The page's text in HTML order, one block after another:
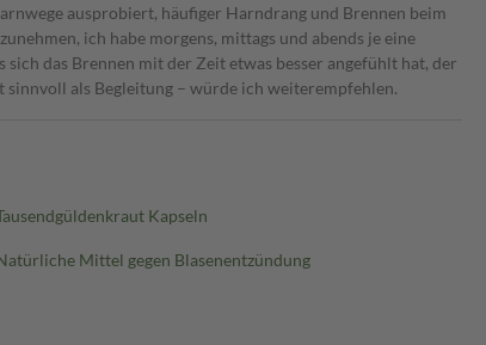
ausprobiert, häufiger Harndrang und Brennen beim
ich habe morgens, mittags und abends je eine
das Brennen mit der Zeit etwas besser angefühlt hat, der
als Begleitung – würde ich weiterempfehlen.
Kapseln
Mittel gegen Blasenentzündung